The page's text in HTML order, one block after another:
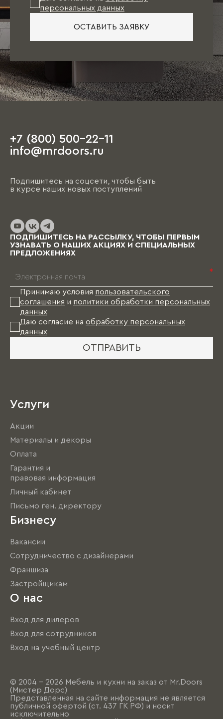
персональных данных
ОСТАВИТЬ ЗАЯВКУ
+7 (800) 500-22-11
info@mrdoors.ru
Подпишитесь на соцсети, чтобы быть
в курсе наших новых поступлений
ПОДПИШИТЕСЬ НА РАССЫЛКУ, ЧТОБЫ ПЕРВЫМ
УЗНАВАТЬ О НАШИХ АКЦИЯХ И СПЕЦИАЛЬНЫХ
ПРЕДЛОЖЕНИЯХ
*
Принимаю условия пользовательского
соглашения и политики обработки персональных
данных
Даю согласие на обработку персональных
данных
ОТПРАВИТЬ
Услуги
Акции
Материалы и декоры
Оплата
Гарантия и
правовая информация
Личный кабинет
Письмо ген. директору
Бизнесу
Вакансии
Сотрудничество с дизайнерами
Франшиза
Застройщикам
О нас
Вход для дилеров
Вход для сотрудников
Вход на учебный центр
© 2004 - 2026 Мебель и кухни на заказ от Mr.Doors
(Мистер Дорс)
Представленная на сайте информация не является
публичной офертой (ст. 437 ГК РФ) и носит
исключительно